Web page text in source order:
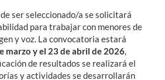
de ser seleccionado/a se solicitará
para trabajar con menores de
y voz. La convocatoria estará
marzo y el 23 de abril de 2026
de resultados se realizará el
y actividades se desarrollarán